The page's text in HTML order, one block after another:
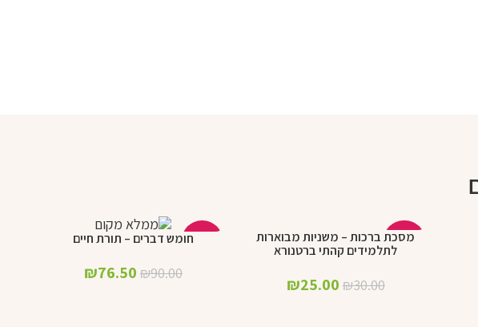
-17%
הוספה לסל
מסכת ברכות – משניות מבוארות
לתלמידים קהתי ברטנורא
₪30.00
₪25.00
-15%
הוספה לסל
חומש דברים – תורת חיים
₪90.00
₪76.50